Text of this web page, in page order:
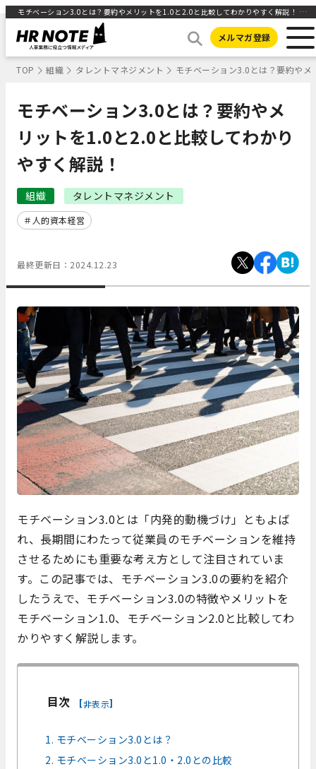
モチベーション3.0とは？要約やメリットを1.0と2.0と比較してわかりやすく解説！ ｜HR NOTE
メルマガ登録
TOP 組織 タレントマネジメント モチベーション3.0とは？要約や
モチベーション3.0とは？要約やメ
リットを1.0と2.0と比較してわかり
やすく解説！
組織 タレントマネジメント
人的資本経営
最終更新日： 2024.12.23
モチベーション3.0とは「内発的動機づけ」ともよば
れ、長期間にわたって従業員のモチベーションを維持
させるためにも重要な考え方として注目されていま
す。この記事では、モチベーション3.0の要約を紹介
したうえで、モチベーション3.0の特徴やメリットを
モチベーション1.0、モチベーション2.0と比較してわ
かりやすく解説します。
目次 [非表示]
1. モチベーション3.0とは？
2. モチベーション3.0と1.0・2.0との比較